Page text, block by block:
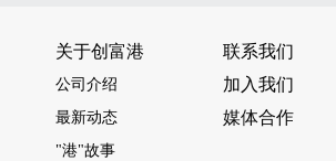
关于创富港
公司介绍
最新动态
"港"故事
联系我们
加入我们
媒体合作